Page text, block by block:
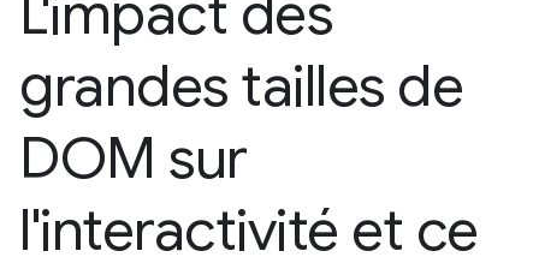
L'impact des
grandes tailles de
DOM sur
l'interactivité et ce